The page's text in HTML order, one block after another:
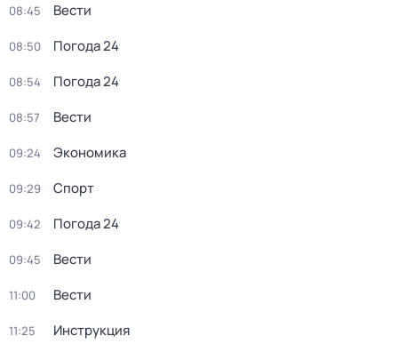
08:45 Вести
08:50 Погода 24
08:54 Погода 24
08:57 Вести
09:24 Экономика
09:29 Спорт
09:42 Погода 24
09:45 Вести
11:00 Вести
11:25 Инструкция